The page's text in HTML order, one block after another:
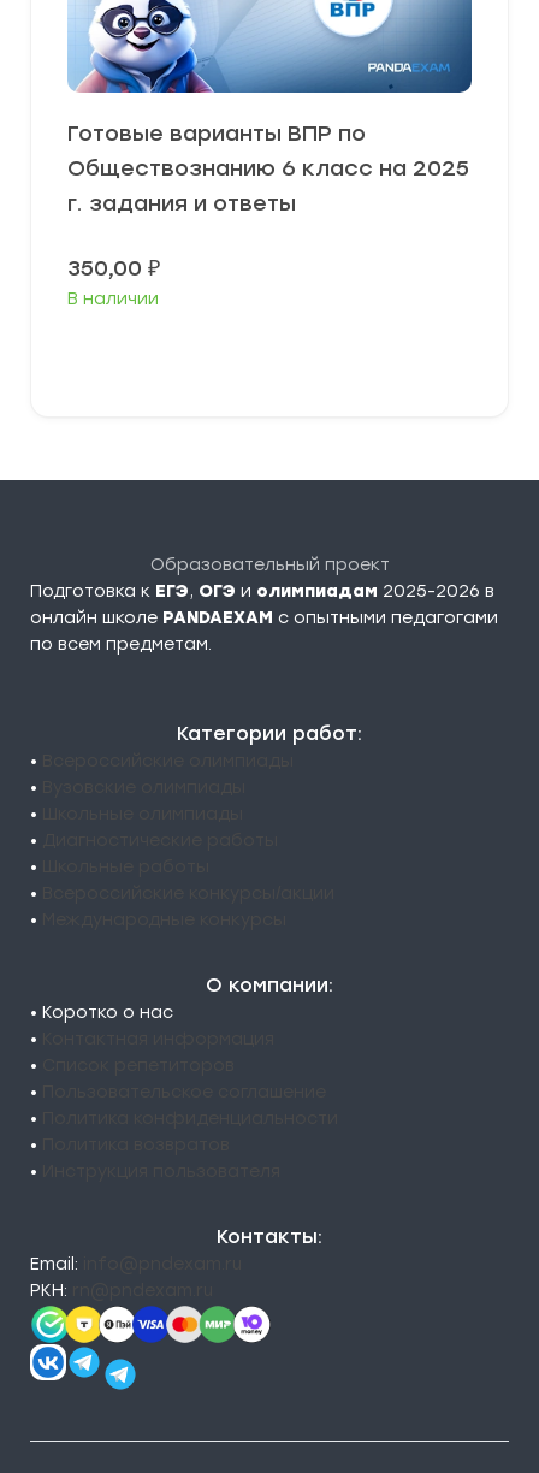
Готовые варианты ВПР по
Обществознанию 6 класс на 2025
г. задания и ответы
350,00 ₽
В наличии
Образовательный проект
Подготовка к ЕГЭ, ОГЭ и олимпиадам 2025-2026 в
онлайн школе PANDAEXAM c опытными педагогами
по всем предметам.
Категории работ:
•
•
•
•
•
•
•
О компании:
• Коротко о нас
•
•
•
•
•
•
Контакты:
Email:
РКН: